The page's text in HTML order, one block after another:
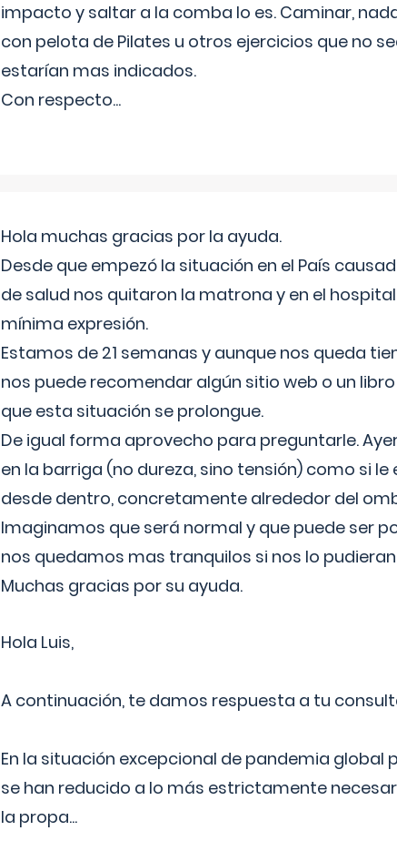
impacto y saltar a la comba lo es. Caminar,
con pelota de Pilates u otros ejercicios que no
estarían mas indicados.
Con respecto...
Hola muchas gracias por la ayuda.
Desde que empezó la situación en el País
de salud nos quitaron la matrona y en el
mínima expresión.
Estamos de 21 semanas y aunque nos queda
nos puede recomendar algún sitio web o un
que esta situación se prolongue.
De igual forma aprovecho para preguntarle.
en la barriga (no dureza, sino tensión) como si
desde dentro, concretamente alrededor del
Imaginamos que será normal y que puede ser
nos quedamos mas tranquilos si nos lo
Muchas gracias por su ayuda.
Hola Luis,
A continuación, te damos respuesta a tu
En la situación excepcional de pandemia global
se han reducido a lo más estrictamente
la propa...